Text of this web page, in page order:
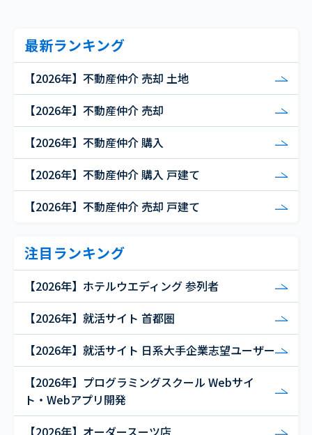
最新ランキング
【2026年】不動産仲介 売却 土地
【2026年】不動産仲介 売却
【2026年】不動産仲介 購入
【2026年】不動産仲介 購入 戸建て
【2026年】不動産仲介 売却 戸建て
注目ランキング
【2026年】ホテルウエディング 参列者
【2026年】就活サイト 首都圏
【2026年】就活サイト 日系大手企業志望ユーザー
【2026年】プログラミングスクール Webサイ
ト・Webアプリ開発